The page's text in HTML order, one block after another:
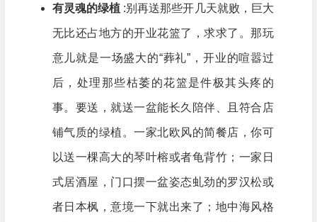
有灵魂的绿植 :别再送那些开几天就败，巨大
无比还占地方的开业花篮了，求求了。那玩
意儿就是一场盛大的“葬礼”，开业的喧嚣过
后，处理那些枯萎的花篮是件极其头疼的
事。要送，就送一盆能长久陪伴、且符合店
铺气质的绿植。一家北欧风的简餐店，你可
以送一棵高大的琴叶榕或者龟背竹；一家日
式居酒屋，门口摆一盆姿态虬劲的罗汉松或
者日本枫，意境一下就出来了；地中海风格